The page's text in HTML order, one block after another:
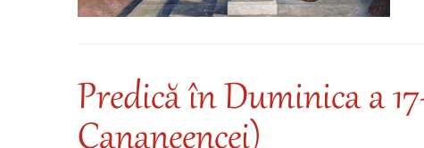
Predică în Duminica a